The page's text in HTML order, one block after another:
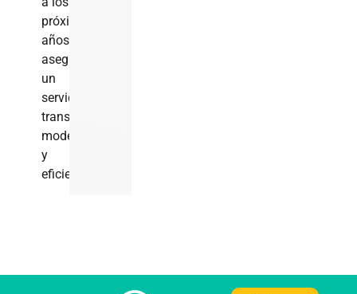
próximos
años,
asegurando
un
servicio
transparente,
moderno
y
eficiente.